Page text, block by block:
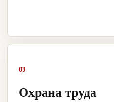
03
Охрана труда